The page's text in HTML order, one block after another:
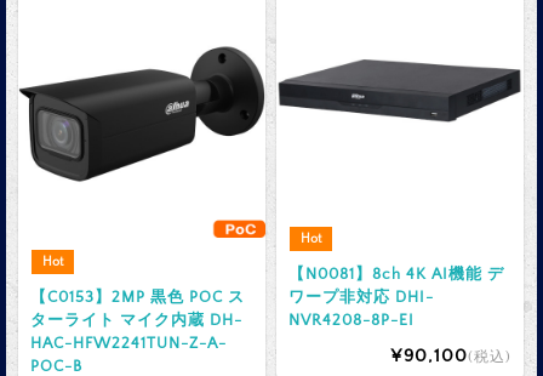
Hot
【N0081】8ch 4K AI機能 デ
ワープ非対応 DHI-
NVR4208-8P-EI
¥90,100(税込)
Hot
【C0153】2MP 黒色 POC ス
ターライト マイク内蔵 DH-
HAC-HFW2241TUN-Z-A-
POC-B